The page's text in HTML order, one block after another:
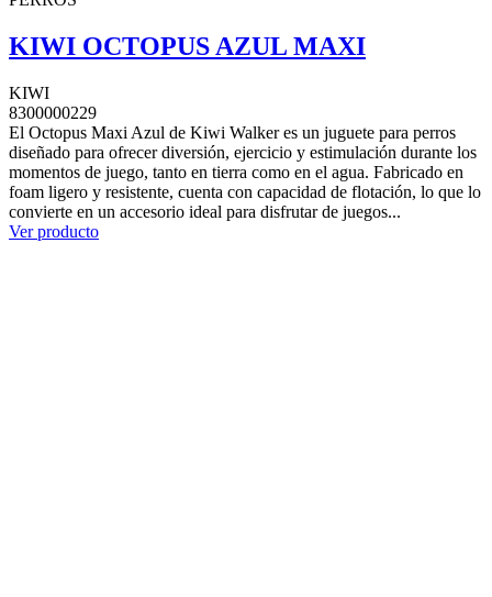
KIWI OCTOPUS AZUL MAXI
KIWI
8300000229
El Octopus Maxi Azul de Kiwi Walker es un juguete para perros
diseñado para ofrecer diversión, ejercicio y estimulación durante los
momentos de juego, tanto en tierra como en el agua. Fabricado en
foam ligero y resistente, cuenta con capacidad de flotación, lo que lo
convierte en un accesorio ideal para disfrutar de juegos...
Ver producto